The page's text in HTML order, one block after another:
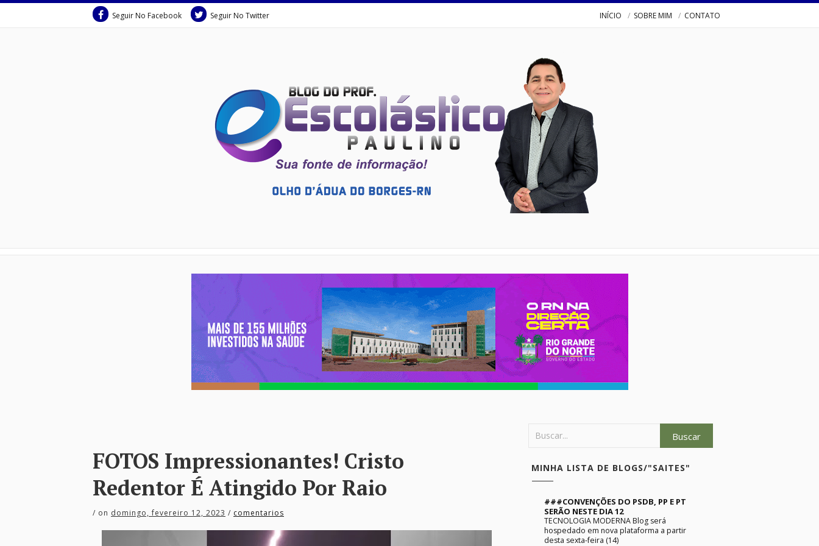
Seguir No Facebook Seguir No Twitter INÍCIO SOBRE MIM CONTATO
FOTOS Impressionantes! Cristo
Redentor É Atingido Por Raio
/ on domingo, fevereiro 12, 2023 / comentarios
MINHA LISTA DE BLOGS/"SAITES"
###CONVENÇÕES DO PSDB, PP E PT
SERÃO NESTE DIA 12
TECNOLOGIA MODERNA Blog será
hospedado em nova plataforma a partir
desta sexta-feira (14)